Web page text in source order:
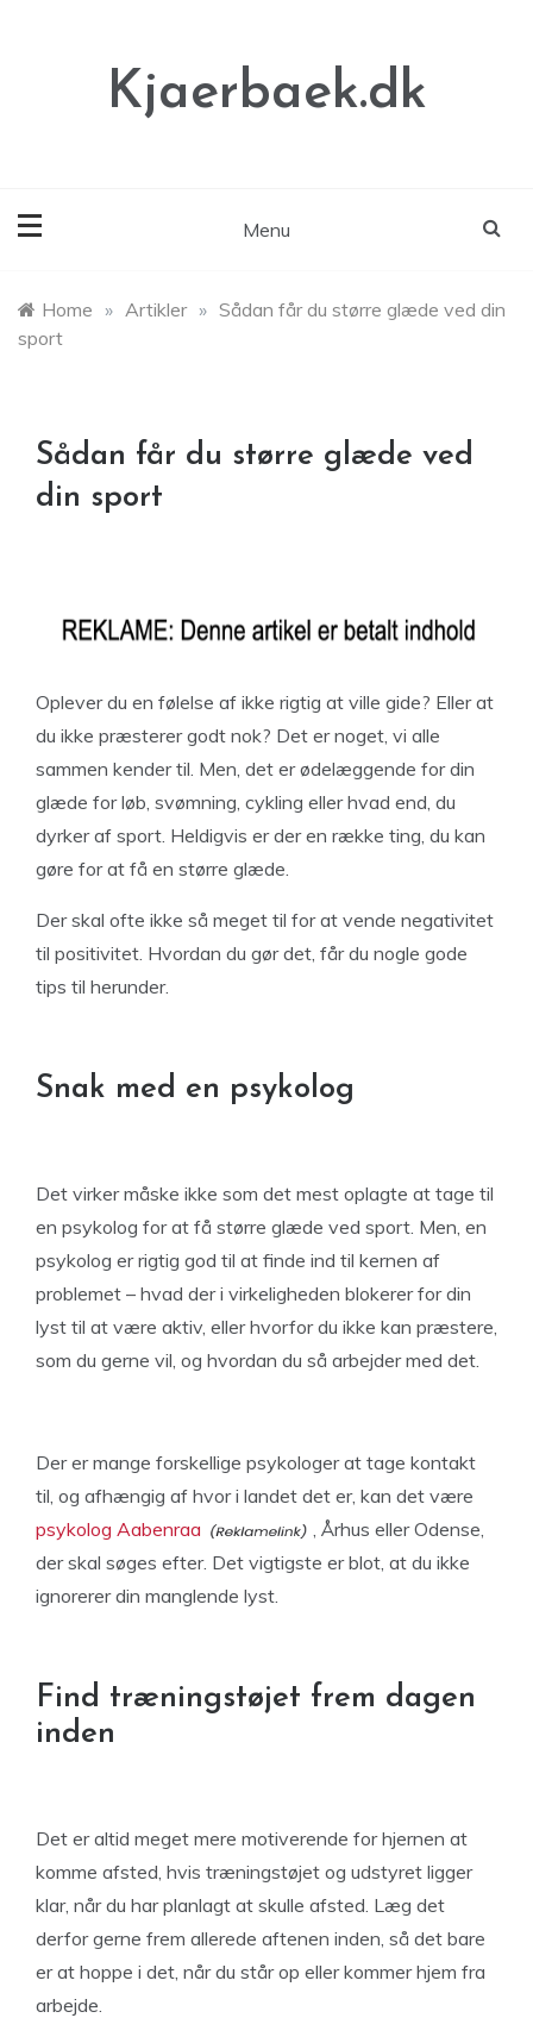
Kjaerbaek.dk
Menu
Home » Artikler » Sådan får du større glæde ved din
sport
Sådan får du større glæde ved
din sport
Oplever du en følelse af ikke rigtig at ville gide? Eller at
du ikke præsterer godt nok? Det er noget, vi alle
sammen kender til. Men, det er ødelæggende for din
glæde for løb, svømning, cykling eller hvad end, du
dyrker af sport. Heldigvis er der en række ting, du kan
gøre for at få en større glæde.
Der skal ofte ikke så meget til for at vende negativitet
til positivitet. Hvordan du gør det, får du nogle gode
tips til herunder.
Snak med en psykolog
Det virker måske ikke som det mest oplagte at tage til
en psykolog for at få større glæde ved sport. Men, en
psykolog er rigtig god til at finde ind til kernen af
problemet – hvad der i virkeligheden blokerer for din
lyst til at være aktiv, eller hvorfor du ikke kan præstere,
som du gerne vil, og hvordan du så arbejder med det.
Der er mange forskellige psykologer at tage kontakt
til, og afhængig af hvor i landet det er, kan det være
psykolog Aabenraa
, Århus eller Odense,
der skal søges efter. Det vigtigste er blot, at du ikke
ignorerer din manglende lyst.
Find træningstøjet frem dagen
inden
Det er altid meget mere motiverende for hjernen at
komme afsted, hvis træningstøjet og udstyret ligger
klar, når du har planlagt at skulle afsted. Læg det
derfor gerne frem allerede aftenen inden, så det bare
er at hoppe i det, når du står op eller kommer hjem fra
arbejde.